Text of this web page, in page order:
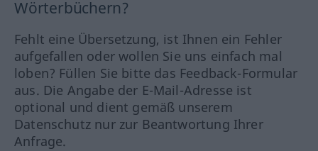
Wörterbüchern?
Fehlt eine Übersetzung, ist Ihnen ein Fehler
aufgefallen oder wollen Sie uns einfach mal
loben? Füllen Sie bitte das Feedback-Formular
aus. Die Angabe der E-Mail-Adresse ist
optional und dient gemäß unserem
Datenschutz nur zur Beantwortung Ihrer
Anfrage.